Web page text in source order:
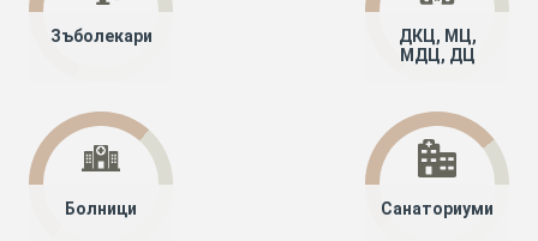
Зъболекари
ДКЦ, МЦ,
МДЦ, ДЦ
Болници Санаториуми